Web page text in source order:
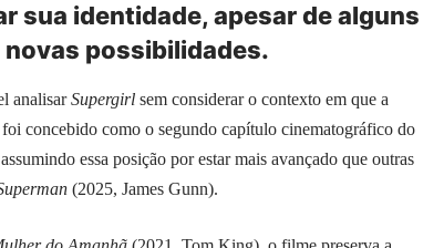
sua identidade, apesar de alguns
possibilidades.
analisarSupergirl sem considerar o contexto em que a
concebido como o segundo capítulo cinematográfico do
essa posição por estar mais avançado que outras
(2025, James Gunn).